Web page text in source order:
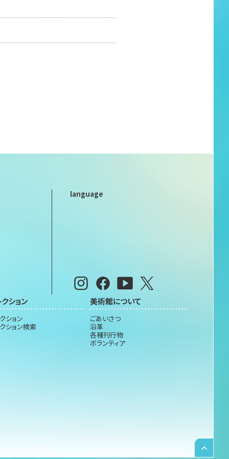
language
ション
ション
ション検索
美術館について
ごあいさつ
沿革
各種刊行物
ボランティア